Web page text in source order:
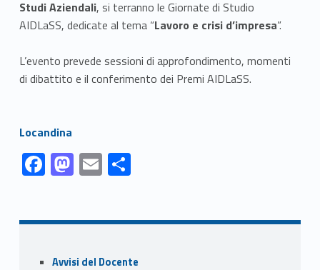
Studi Aziendali, si terranno le Giornate di Studio
AIDLaSS, dedicate al tema “Lavoro e crisi d’impresa”.
L’evento prevede sessioni di approfondimento, momenti
di dibattito e il conferimento dei Premi AIDLaSS.
Link identifier #identifier__98705-1Locandina
Link identifier #identifier__168958-1
F
ac
b
o
Link identifier #identifier__123395-2 M
as
d
o
Link identifier #identifier__185693-3 E
m
l
Link identifier #identifier__65559-4 C
o
di
vi
Sidebar
Avvisi del Docente